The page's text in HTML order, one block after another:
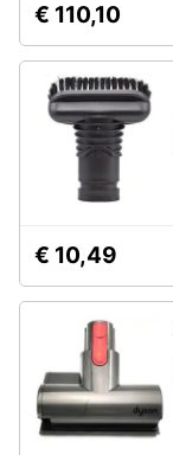
€ 110,10
€ 10,49